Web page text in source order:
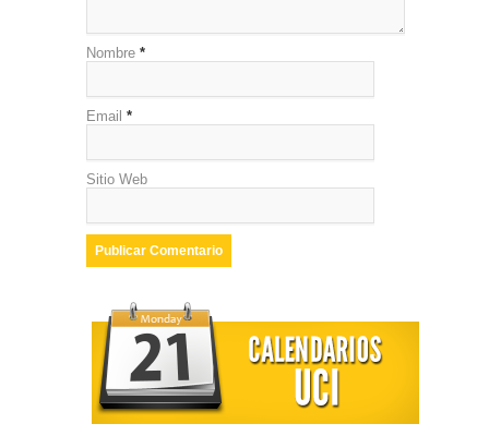
Nombre *
Email *
Sitio Web